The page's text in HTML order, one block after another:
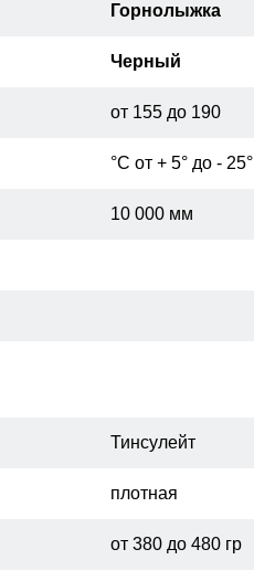
Горнолыжка
Черный
от 155 до 190
°С от + 5° до - 25°
10 000 мм
Тинсулейт
плотная
от 380 до 480 гр